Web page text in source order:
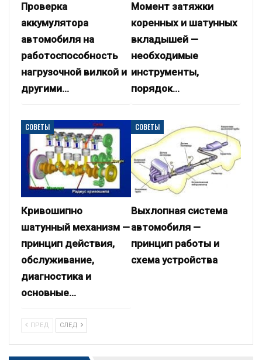
Проверка
аккумулятора
автомобиля на
работоспособность
нагрузочной вилкой и
другими…
Момент затяжки
коренных и шатунных
вкладышей —
необходимые
инструменты,
порядок…
СОВЕТЫ
Кривошипно
шатунный механизм —
принцип действия,
обслуживание,
диагностика и
основные…
СОВЕТЫ
Выхлопная система
автомобиля —
принцип работы и
схема устройства
ПРЕД СЛЕД